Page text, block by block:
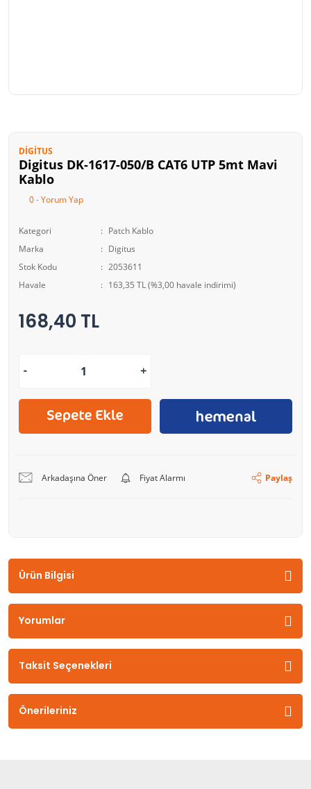
DIGITUS
Digitus DK-1617-050/B CAT6 UTP 5mt Mavi
Kablo
0 - Yorum Yap
Kategori
Patch Kablo
Marka
Digitus
Stok Kodu
2053611
Havale
163,35 TL (%3,00 havale indirimi)
168,40 TL
Arkadaşına Öner Fiyat Alarmı Paylaş
Ürün Bilgisi
Yorumlar
Taksit Seçenekleri
Önerileriniz